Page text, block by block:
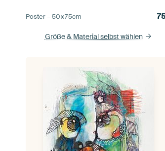
Poster –50×75cm
Größe & Material selbst wählen